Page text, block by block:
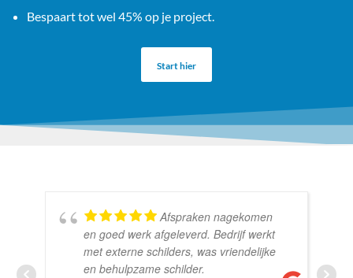
Bespaart tot wel 45% op je project.
Start hier
Afspraken nagekomen
en goed werk afgeleverd. Bedrijf werkt
met externe schilders, was vriendelijke
en behulpzame schilder.